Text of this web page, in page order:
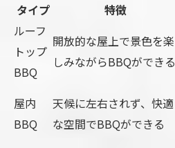
タイプ
特徴
ルーフ
トップ
BBQ
開放的な屋上で景色を楽
しみながらBBQができる
屋内
BBQ
天候に左右されず、快適
な空間でBBQができる